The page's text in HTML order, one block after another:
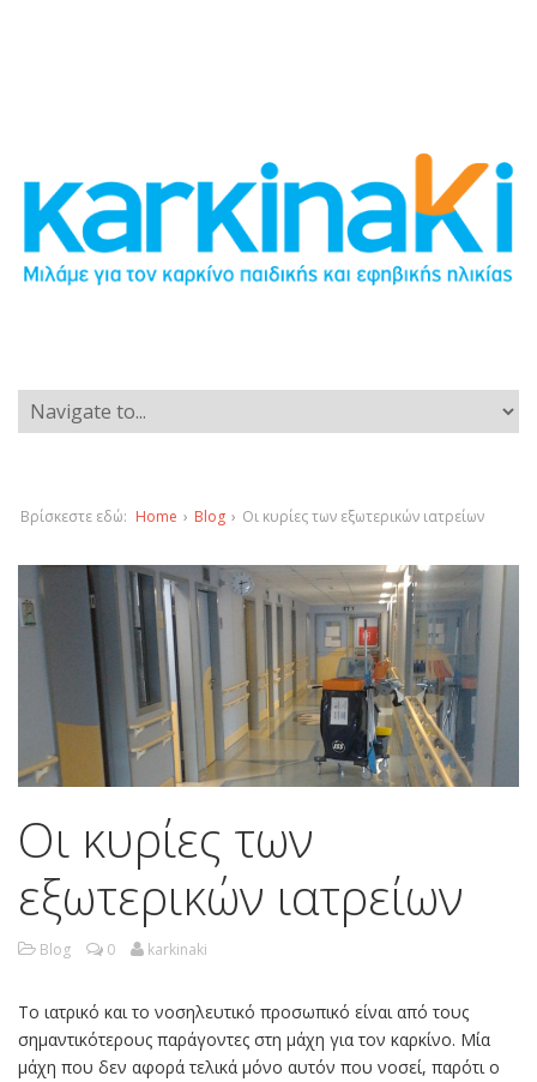
Βρίσκεστε εδώ: Home › Blog › Οι κυρίες των εξωτερικών ιατρείων
Οι κυρίες των
εξωτερικών ιατρείων
Blog 0 karkinaki
Το ιατρικό και το νοσηλευτικό προσωπικό είναι από τους
σημαντικότερους παράγοντες στη μάχη για τον καρκίνο. Μία
μάχη που δεν αφορά τελικά μόνο αυτόν που νοσεί, παρότι ο